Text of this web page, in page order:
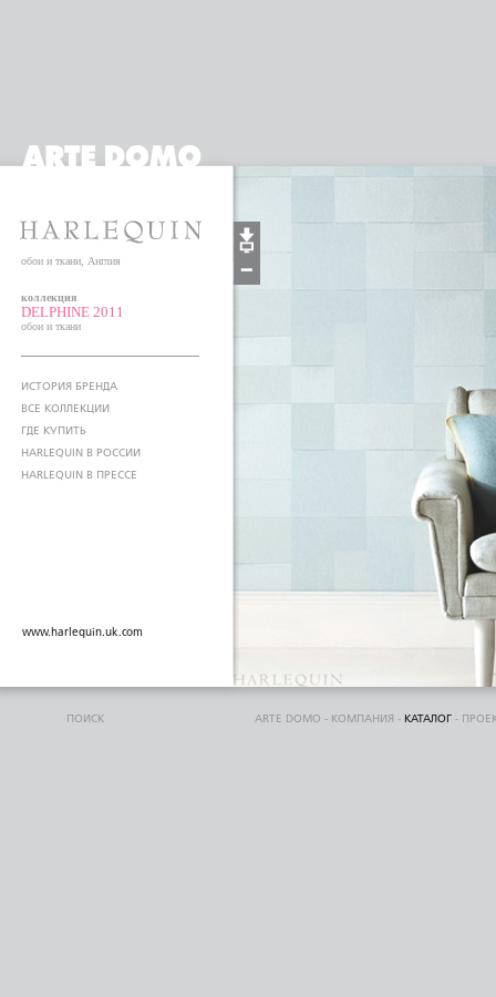
обои и ткани, Англия
коллекция
DELPHINE 2011
обои и ткани
ИСТОРИЯ БРЕНДА
ВСЕ КОЛЛЕКЦИИ
ГДЕ КУПИТЬ
HARLEQUIN В РОССИИ
HARLEQUIN В ПРЕССЕ
www.harlequin.uk.com
ПОИСК ARTE DOMO - КОМПАНИЯ - КАТАЛОГ -